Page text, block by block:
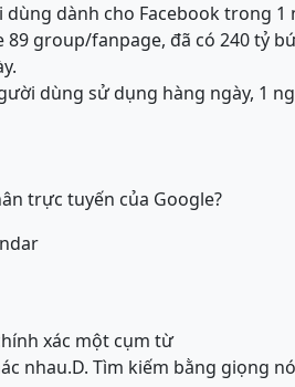
dành cho Facebook trong 1
group/fanpage, đã có 240 tỷ
dùng sử dụng hàng ngày, 1
trực tuyến của Google?
xác một cụm từ
nhau.D. Tìm kiếm bằng giọng